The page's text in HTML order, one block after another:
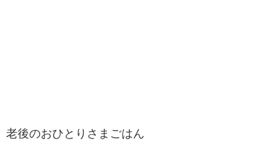
老後のおひとりさまごはん